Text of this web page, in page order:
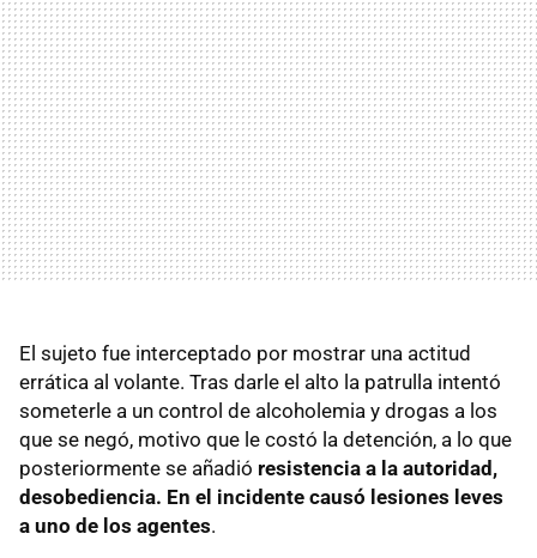
El sujeto fue interceptado por mostrar una actitud
errática al volante. Tras darle el alto la patrulla intentó
someterle a un control de alcoholemia y drogas a los
que se negó, motivo que le costó la detención, a lo que
posteriormente se añadió resistencia a la autoridad,
desobediencia. En el incidente causó lesiones leves
a uno de los agentes.